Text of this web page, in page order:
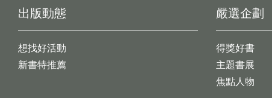
出版動態
想找好活動
新書特推薦
嚴選企劃
得獎好書
主題書展
焦點人物